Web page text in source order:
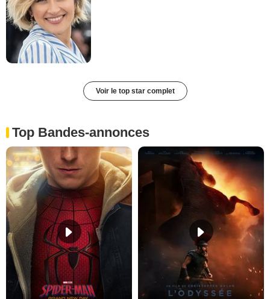
Voir le top star complet
Top Bandes-annonces